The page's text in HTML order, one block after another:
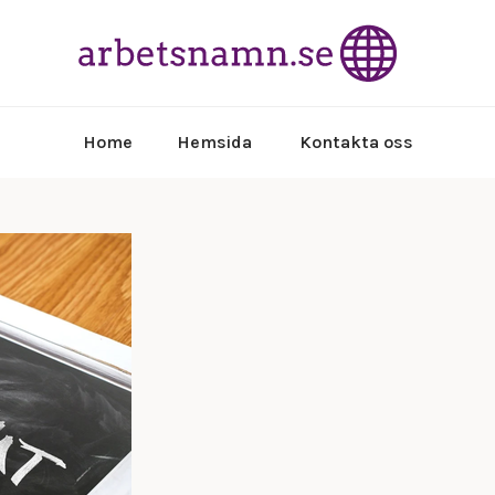
Home Hemsida Kontakta oss